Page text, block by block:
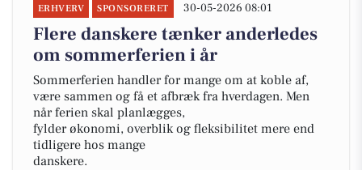
ERHVERV SPONSORERET 30-05-2026 08:01
Flere danskere tænker anderledes
om sommerferien i år
Sommerferien handler for mange om at koble af,
være sammen og få et afbræk fra hverdagen. Men
når ferien skal planlægges,
fylder økonomi, overblik og fleksibilitet mere end
tidligere hos mange
danskere.